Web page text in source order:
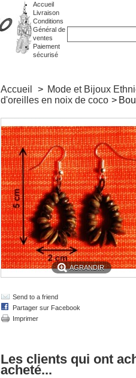
Accueil
Livraison
Conditions
Général de
ventes
Paiement
sécurisé
Accueil > Mode et Bijoux
d'oreilles en noix de coco >
AGRANDIR
Send to a friend
Partager sur Facebook
Imprimer
Les clients qui ont
acheté...